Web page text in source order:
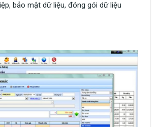
bảo mật dữ liệu, đóng gói dữ liệu